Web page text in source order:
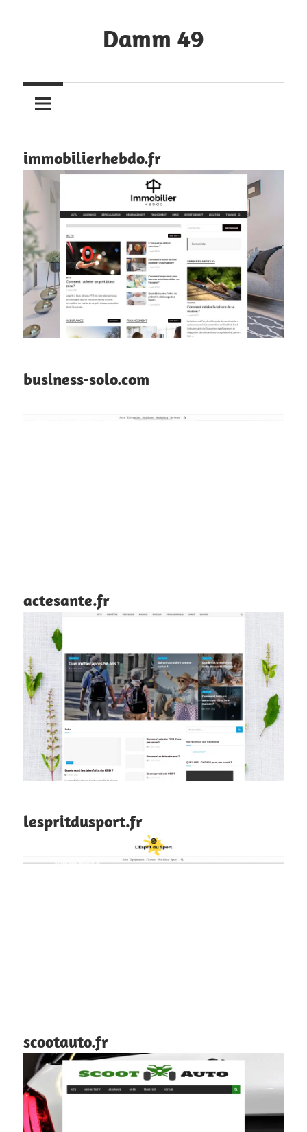
Damm 49
réalisations
de
immobilierhebdo.fr
business-solo.com
actesante.fr
lespritdusport.fr
scootauto.fr